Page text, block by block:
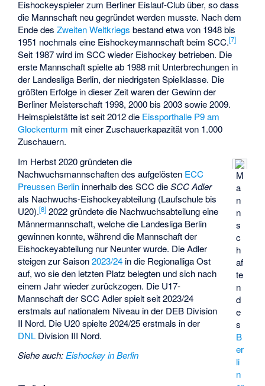
Eishockeyspieler zum Berliner Eislauf-Club über, so dass
die Mannschaft neu gegründet werden musste. Nach dem
Ende desZweiten Weltkriegs bestand etwa von 1948 bis
1951 nochmals eine Eishockeymannschaft beim SCC.[7]
Seit 1987 wird im SCC wieder Eishockey betrieben. Die
erste Mannschaft spielte ab 1988 mit Unterbrechungen in
der Landesliga Berlin, der niedrigsten Spielklasse. Die
größten Erfolge in dieser Zeit waren der Gewinn der
Berliner Meisterschaft 1998, 2000 bis 2003 sowie 2009.
Heimspielstätte ist seit 2012 die Eissporthalle P9 am
Glockenturm mit einer Zuschauerkapazität von 1.000
Zuschauern.
M
a
n
n
s
c
h
af
te
n
d
e
s
B
er
li
n
Im Herbst 2020 gründeten die
Nachwuchsmannschaften des aufgelösten ECC
Preussen Berlin innerhalb des SCC dieSCC Adler
als Nachwuchs-Eishockeyabteilung (Laufschule bis
U20).[8] 2022 gründete die Nachwuchsabteilung eine
Männermannschaft, welche die Landesliga Berlin
gewinnen konnte, während die Mannschaft der
Eishockeyabteilung nur Neunter wurde. Die Adler
steigen zur Saison2023/24 in die Regionalliga Ost
auf, wo sie den letzten Platz belegten und sich nach
einem Jahr wieder zurückzogen. Die U17-
Mannschaft der SCC Adler spielt seit 2023/24
erstmals auf nationalem Niveau in der DEB Division
II Nord. Die U20 spielte 2024/25 erstmals in der
DNL Division III Nord.
Siehe auch:Eishockey in Berlin